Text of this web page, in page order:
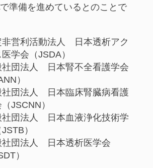
で準備を進めているとのことで
非営利活動法人 日本透析アク
学会（JSDA）
社団法人 日本腎不全看護学会
）
社団法人 日本臨床腎臓病看護
JSCNN）
社団法人 日本血液浄化技術学
）
社団法人 日本透析医学会
）